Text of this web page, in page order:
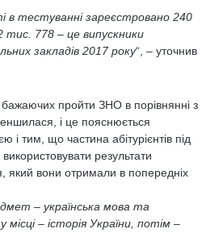
в тестуванні зареєстровано 240
тис. 778 – це випускники
закладів 2017 року“, – уточнив
пройти ЗНО в порівнянні з
і це пояснюється
і тим, що частина абітурієнтів під
результати
який вони отримали в попередніх
– українська мова та
– історія України, потім –